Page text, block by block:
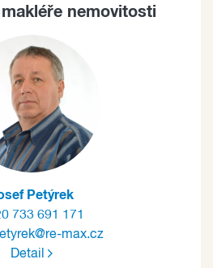
nemovitosti
Petýrek
733 691 171
max.cz
Detail